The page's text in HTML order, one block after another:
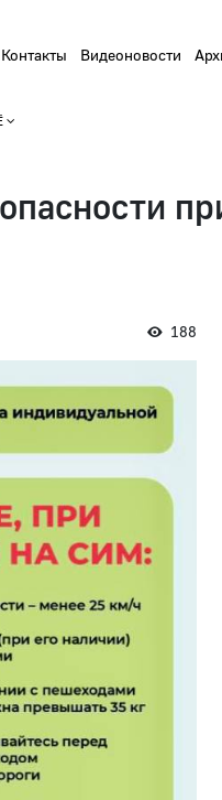
Контакты Видеоновости
188